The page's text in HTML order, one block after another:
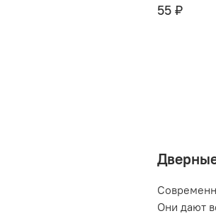
55 ₽
Они дают